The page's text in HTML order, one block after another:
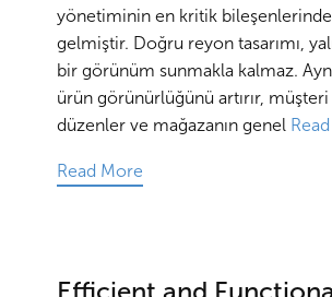
yönetiminin en kritik
gelmiştir. Doğru reyon tasarımı,
bir görünüm sunmakla kalmaz.
ürün görünürlüğünü artırır, müşteri
düzenler ve mağazanın genel
Read More